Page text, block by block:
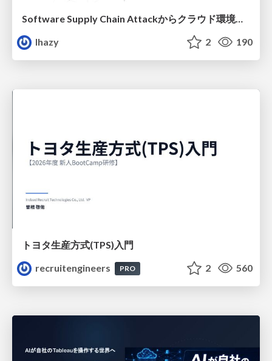
lhazy
2 190
トヨタ⽣産⽅式(TPS)⼊⾨
recruitengineers
PRO 2 560